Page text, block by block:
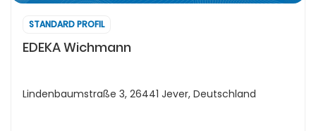
STANDARD PROFIL
EDEKA Wichmann
Lindenbaumstraße 3, 26441 Jever, Deutschland